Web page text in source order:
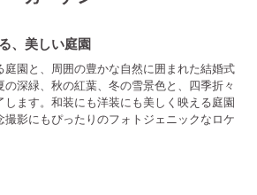
、美しい庭園
園と、周囲の豊かな自然に囲まれた結婚式
深緑、秋の紅葉、冬の雪景色と、四季折々
ます。和装にも洋装にも美しく映える庭園
撮影にもぴったりのフォトジェニックなロケ